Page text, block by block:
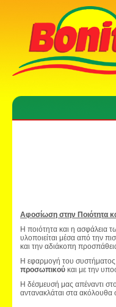
Αφοσίωση στην Ποιότητα
Η ποιότητα και η ασφάλεια
υλοποιείται μέσα από την
και την αδιάκοπη
Η εφαρμογή του συστήματος
προσωπικού και με την
Η δέσμευσή μας απέναντι
αντανακλάται στα ακόλουθα